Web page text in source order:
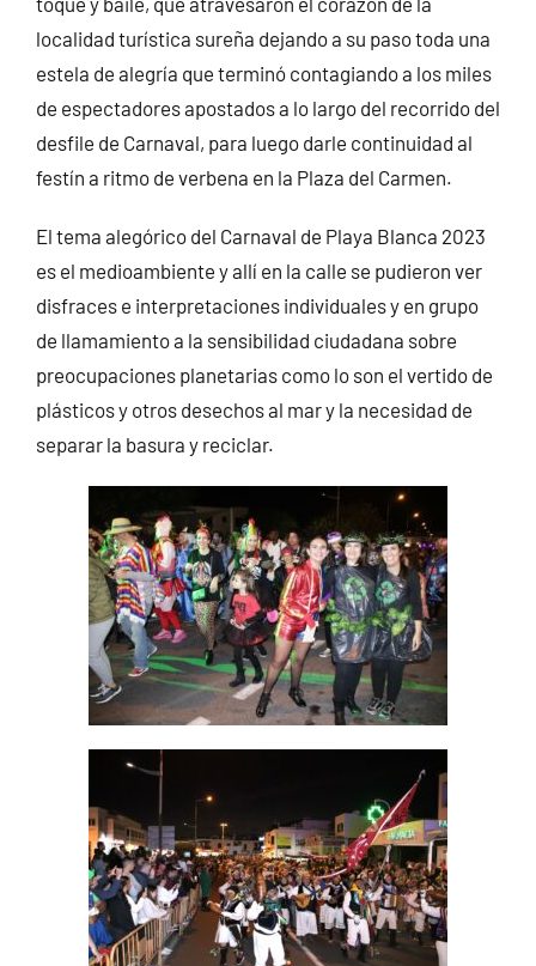
localidad turística sureña dejando a su paso toda una
estela de alegría que terminó contagiando a los miles
de espectadores apostados a lo largo del recorrido del
desfile de Carnaval, para luego darle continuidad al
festín a ritmo de verbena en la Plaza del Carmen.
El tema alegórico del Carnaval de Playa Blanca 2023
es el medioambiente y allí en la calle se pudieron ver
disfraces e interpretaciones individuales y en grupo
de llamamiento a la sensibilidad ciudadana sobre
preocupaciones planetarias como lo son el vertido de
plásticos y otros desechos al mar y la necesidad de
separar la basura y reciclar.